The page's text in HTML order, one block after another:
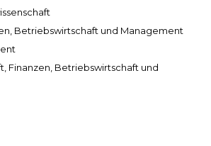
Betriebswirtschaft und Management
Finanzen, Betriebswirtschaft und